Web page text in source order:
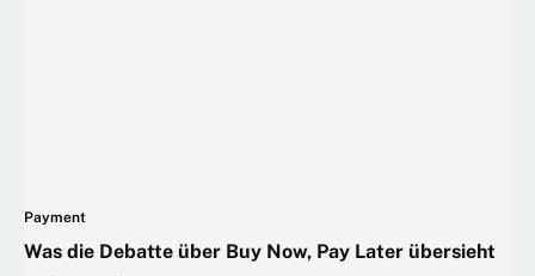
Payment
Was die Debatte über Buy Now, Pay Later übersieht